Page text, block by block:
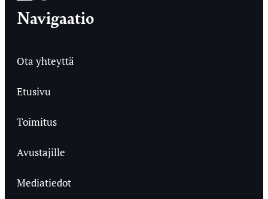
Navigaatio
Ota yhteyttä
Etusivu
Toimitus
Avustajille
Mediatiedot